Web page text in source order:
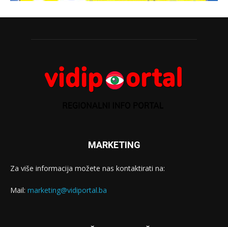
MARKETING
Za više informacija možete nas kontaktirati na:
Mail: marketing@vidiportal.ba